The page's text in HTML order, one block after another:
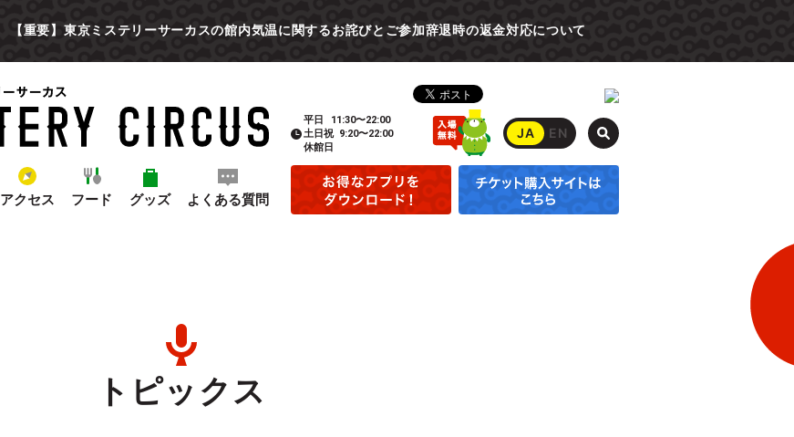
【重要】東京ミステリーサーカスの館内気温に関するお詫びとご参加辞退時の返金対応について
アクセス フード グッズ よくある質問
平日
11:30〜22:00
土日祝 9:20〜22:00
休館日
JA EN
トピックス